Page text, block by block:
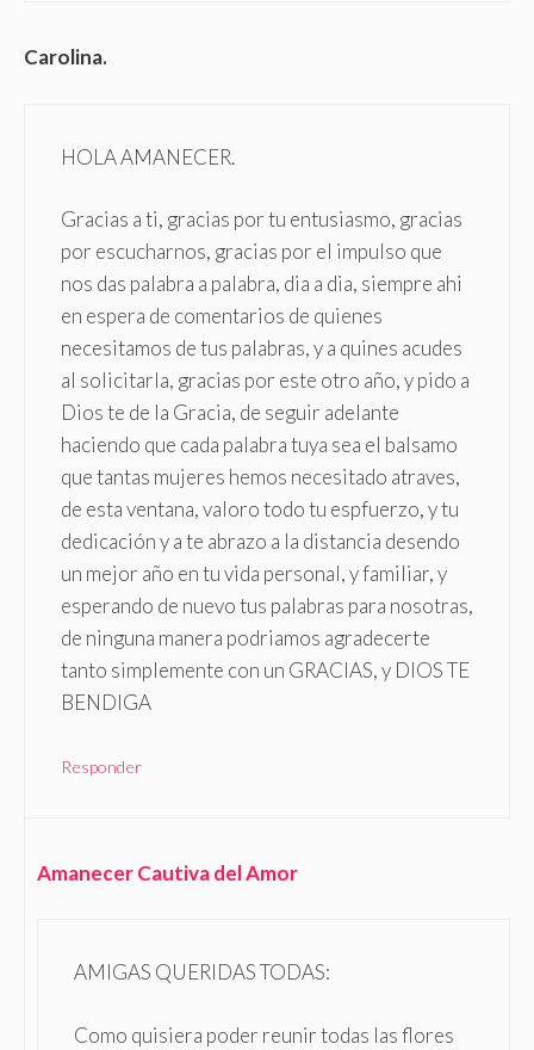
Carolina.
HOLA AMANECER.
Gracias a ti, gracias por tu entusiasmo, gracias
por escucharnos, gracias por el impulso que
nos das palabra a palabra, dia a dia, siempre ahi
en espera de comentarios de quienes
necesitamos de tus palabras, y a quines acudes
al solicitarla, gracias por este otro año, y pido a
Dios te de la Gracia, de seguir adelante
haciendo que cada palabra tuya sea el balsamo
que tantas mujeres hemos necesitado atraves,
de esta ventana, valoro todo tu espfuerzo, y tu
dedicación y a te abrazo a la distancia desendo
un mejor año en tu vida personal, y familiar, y
esperando de nuevo tus palabras para nosotras,
de ninguna manera podriamos agradecerte
tanto simplemente con un GRACIAS, y DIOS TE
BENDIGA
Responder
Amanecer Cautiva del Amor
AMIGAS QUERIDAS TODAS:
Como quisiera poder reunir todas las flores